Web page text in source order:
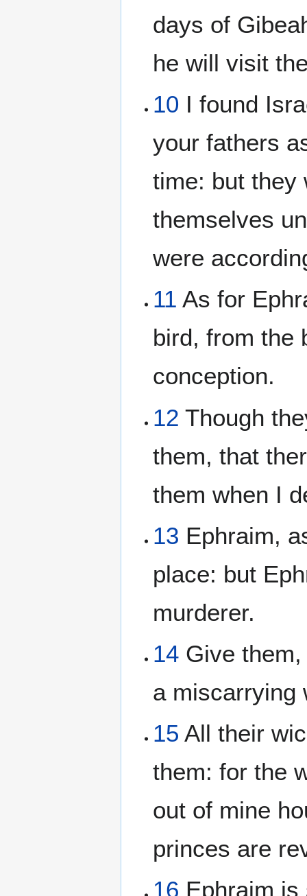
days of
he will visit
10 I found
your fathers
time: but they
themselves
were
11 As for
bird, from the
conception.
12 Though
them, that
them when I
13 Ephraim,
place: but
murderer.
14 Give
a miscarrying
15 All their
them: for the
out of mine
princes are
16 Ephraim